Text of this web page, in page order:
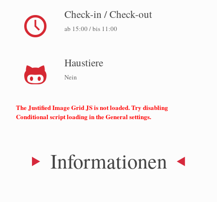
Check-in / Check-out
ab 15:00 / bis 11:00
Haustiere
Nein
The Justified Image Grid JS is not loaded. Try disabling
Conditional script loading in the General settings.
Informationen